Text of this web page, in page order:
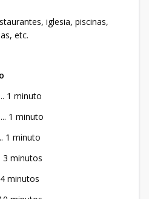
iglesia, piscinas,
etc.
1 minuto
1 minuto
1 minuto
3 minutos
4 minutos